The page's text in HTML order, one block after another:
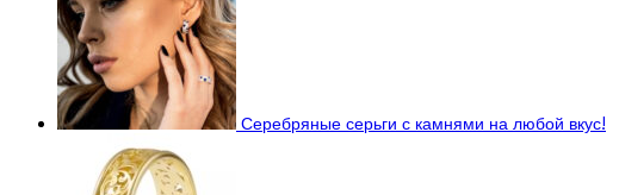
Серебряные серьги с камнями на любой вкус!